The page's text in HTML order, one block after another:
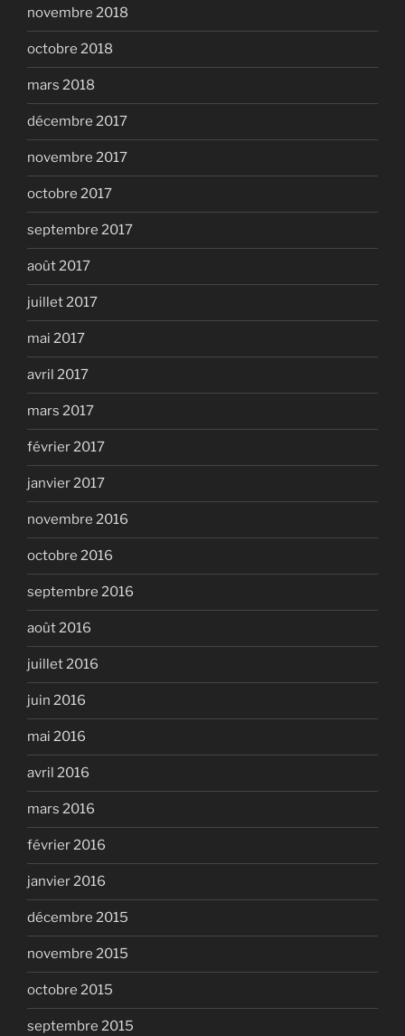
novembre 2018
octobre 2018
mars 2018
décembre 2017
novembre 2017
octobre 2017
septembre 2017
août 2017
juillet 2017
mai 2017
avril 2017
mars 2017
février 2017
janvier 2017
novembre 2016
octobre 2016
septembre 2016
août 2016
juillet 2016
juin 2016
mai 2016
avril 2016
mars 2016
février 2016
janvier 2016
décembre 2015
novembre 2015
octobre 2015
septembre 2015